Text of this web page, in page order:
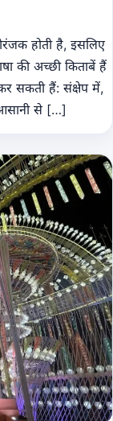
होती है, इसलिए
की अच्छी किताबें हैं
सकती हैं: संक्षेप में,
से […]